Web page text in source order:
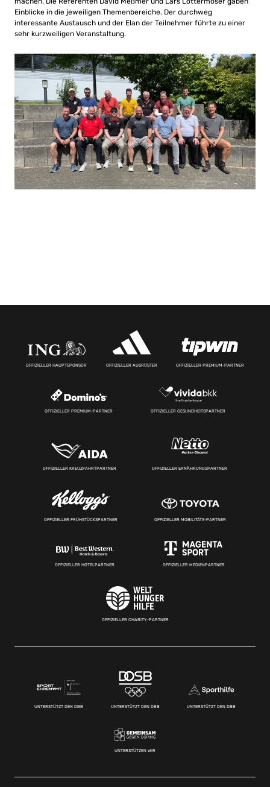
Einblicke in die jeweiligen Themenbereiche. Der durchweg
interessante Austausch und der Elan der Teilnehmer führte zu einer
sehr kurzweiligen Veranstaltung.
OFFIZIELLER HAUPTSPONSOR OFFIZIELLER AUSRÜSTER OFFIZIELLER PREMIUM-PARTNER
OFFIZIELLER PREMIUM-PARTNER OFFIZIELLER GESUNDHEITSPARTNER
OFFIZIELLER KREUZFAHRTPARTNER OFFIZIELLER ERNÄHRUNGSPARTNER
OFFIZIELLER FRÜHSTÜCKSPARTNER OFFIZIELLER MOBILITÄTS-PARTNER
OFFIZIELLER HOTELPARTNER OFFIZIELLER MEDIENPARTNER
OFFIZIELLER CHARITY-PARTNER
UNTERSTÜTZT DEN DBB UNTERSTÜTZT DEN DBB UNTERSTÜTZT DEN DBB
UNTERSTÜTZEN WIR